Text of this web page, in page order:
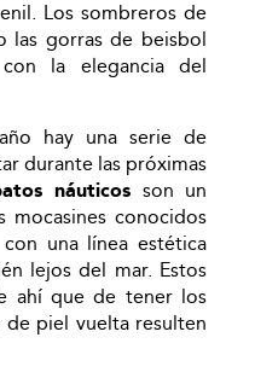
Los sombreros de
gorras de beisbol
la elegancia del
hay una serie de
durante las próximas
náuticos son un
mocasines conocidos
una línea estética
lejos del mar. Estos
ahí que de tener los
de piel vuelta resulten